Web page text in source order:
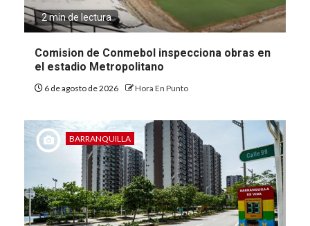
2 min de lectura
Comision de Conmebol inspecciona obras en
el estadio Metropolitano
6 de agosto de 2026 Hora En Punto
BARRANQUILLA